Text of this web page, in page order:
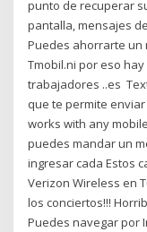
punto de recuperar
pantalla, mensajes
Puedes ahorrarte un
Tmobil.ni por eso
trabajadores ..es
que te permite
works with any
puedes mandar un
ingresar cada Estos
Verizon Wireless en
los conciertos!!!
Puedes navegar por